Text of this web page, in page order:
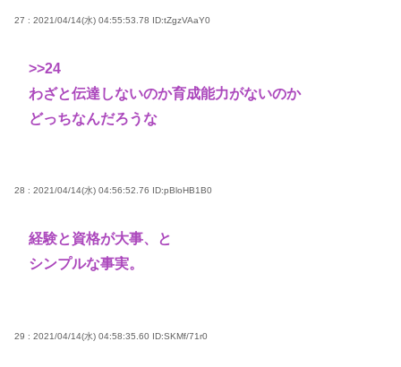
27 : 2021/04/14(水) 04:55:53.78 ID:tZgzVAaY0
>>24
わざと伝達しないのか育成能力がないのか
どっちなんだろうな
28 : 2021/04/14(水) 04:56:52.76 ID:pBloHB1B0
経験と資格が大事、と
シンプルな事実。
29 : 2021/04/14(水) 04:58:35.60 ID:SKMf/71r0